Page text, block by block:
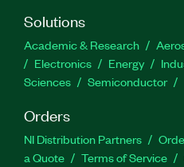
Solutions
Academic & Research
Electronics
Energy
Sciences
Semiconductor
Orders
NI Distribution Partners
a Quote
Terms of Service